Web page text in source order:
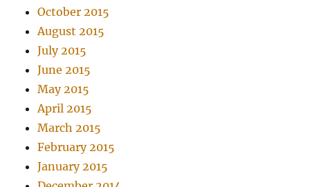
October 2015
August 2015
July 2015
June 2015
May 2015
April 2015
March 2015
February 2015
January 2015